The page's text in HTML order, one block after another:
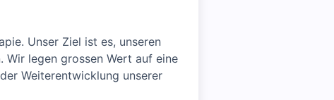
Unser Ziel ist es, unseren
Wir legen grossen Wert auf eine
Weiterentwicklung unserer